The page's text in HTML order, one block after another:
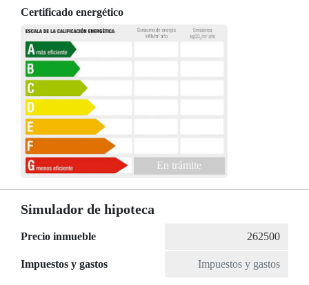
Certificado energético
En trámite
Simulador de hipoteca
Precio inmueble
Impuestos y gastos